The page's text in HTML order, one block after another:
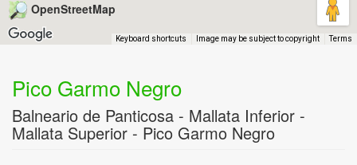
Keyboard shortcuts Image may be subject to copyright Terms
OpenStreetMap
Pico Garmo Negro
Balneario de Panticosa - Mallata Inferior -
Mallata Superior - Pico Garmo Negro